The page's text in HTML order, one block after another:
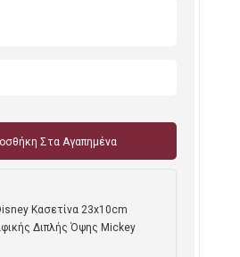
Στα Αγαπημένα
Κασετίνα 23x10cm
Διπλής Όψης Mickey